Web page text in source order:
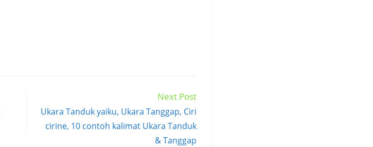
Next Post
Ukara Tanduk yaiku, Ukara Tanggap, Ciri
cirine, 10 contoh kalimat Ukara Tanduk
& Tanggap